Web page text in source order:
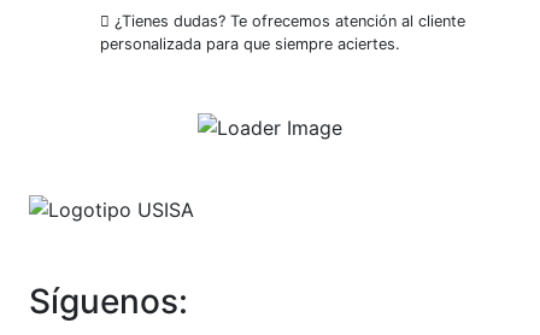
¿Tienes dudas? Te ofrecemos atención al cliente
personalizada para que siempre aciertes.
Síguenos: